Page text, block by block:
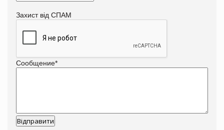
Захист від СПАМ
Сообщение*